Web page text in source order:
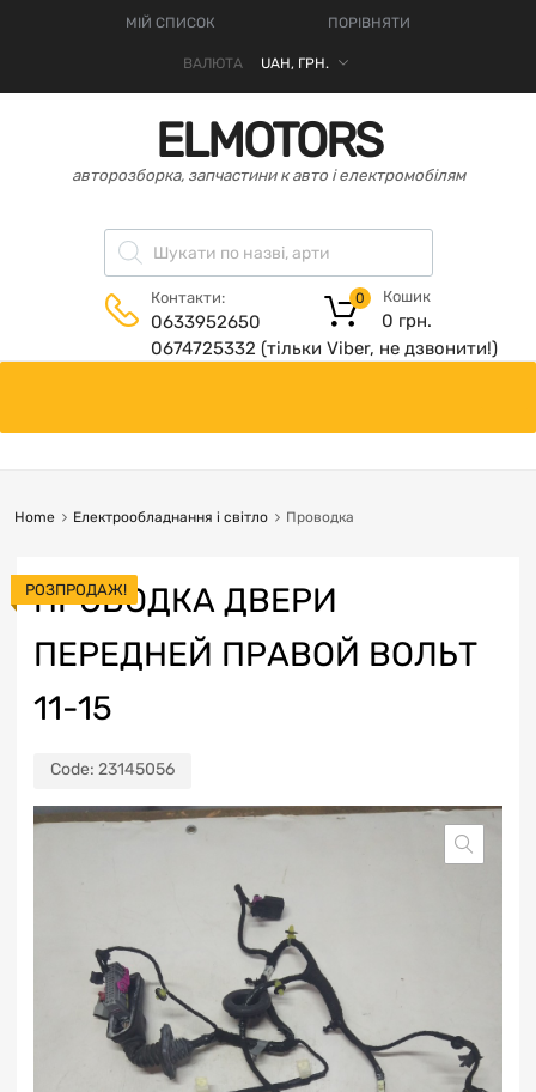
МІЙ СПИСОК ПОРІВНЯТИ
ВАЛЮТА
ELMOTORS
авторозборка, запчастини к авто і електромобілям
Контакти:
0633952650
0674725332 (тільки Viber, не дзвонити!)
Кошик
0 грн.
0
Home Електрообладнання і світло Проводка
ПРОВОДКА ДВЕРИ
ПЕРЕДНЕЙ ПРАВОЙ ВОЛЬТ
11-15
Code: 23145056
РОЗПРОДАЖ!